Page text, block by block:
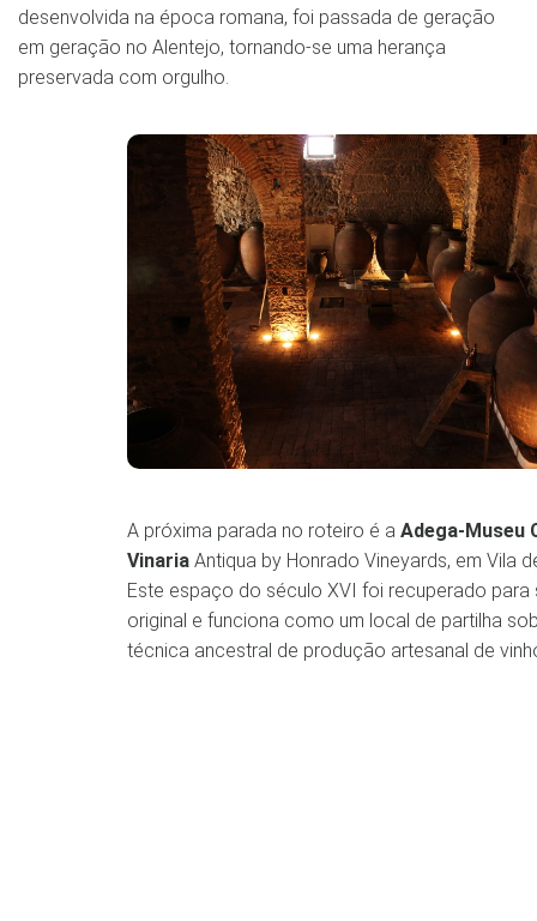
desenvolvida na época romana, foi passada de geração
em geração no Alentejo, tornando-se uma herança
preservada com orgulho.
A próxima parada no roteiro é a Adega-Museu
Vinaria Antiqua by Honrado Vineyards, em Vila
Este espaço do século XVI foi recuperado para
original e funciona como um local de partilha
técnica ancestral de produção artesanal de